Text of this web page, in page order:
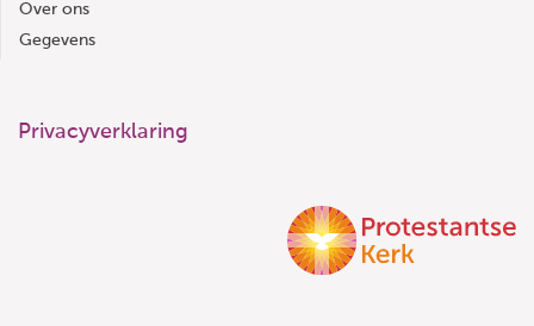
Over ons
Gegevens
Privacyverklaring